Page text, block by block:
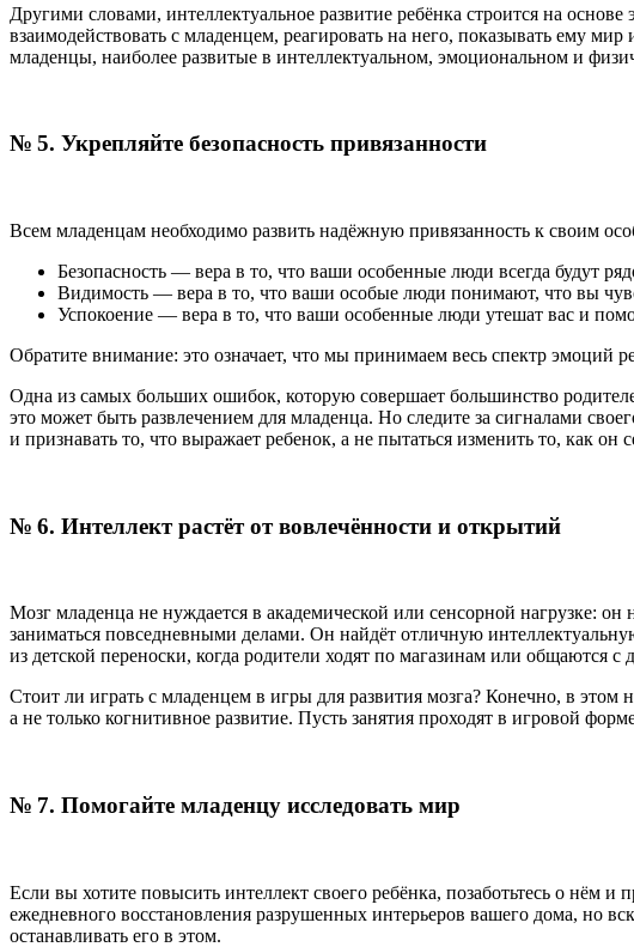
Другими словами, интеллектуальное развитие ребёнка строится на
взаимодействовать с младенцем, реагировать на него, показывать ему
младенцы, наиболее развитые в интеллектуальном, эмоциональном и
№ 5. Укрепляйте безопасность привязанности
Всем младенцам необходимо развить надёжную привязанность к своим
Безопасность — вера в то, что ваши особенные люди всегда будут
Видимость — вера в то, что ваши особые люди понимают, что вы
Успокоение — вера в то, что ваши особенные люди утешат вас и
Обратите внимание: это означает, что мы принимаем весь спектр эмоций
Одна из самых больших ошибок, которую совершает большинство
это может быть развлечением для младенца. Но следите за сигналами
и признавать то, что выражает ребенок, а не пытаться изменить то, как он
№ 6. Интеллект растёт от вовлечённости и открытий
Мозг младенца не нуждается в академической или сенсорной нагрузке: он
заниматься повседневными делами. Он найдёт отличную
из детской переноски, когда родители ходят по магазинам или общаются
Стоит ли играть с младенцем в игры для развития мозга? Конечно, в этом
а не только когнитивное развитие. Пусть занятия проходят в игровой
№ 7. Помогайте младенцу исследовать мир
Если вы хотите повысить интеллект своего ребёнка, позаботьтесь о нём
ежедневного восстановления разрушенных интерьеров вашего дома, но
останавливать его в этом.